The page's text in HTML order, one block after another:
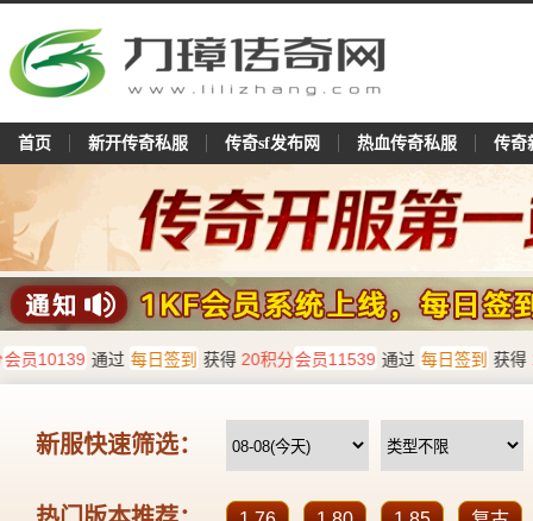
首页 新开传奇私服 传奇sf发布网 热血传奇私服 传奇